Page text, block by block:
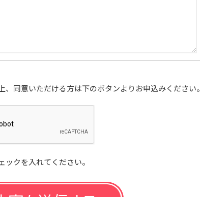
、同意いただける方は下のボタンよりお申込みください。
ックを入れてください。